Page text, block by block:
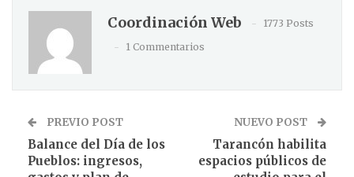
Coordinación Web
1773 Posts
1 Commentarios
PREVIO POST
Balance del Día de los
Pueblos: ingresos,
NUEVO POST
Tarancón habilita
espacios públicos de